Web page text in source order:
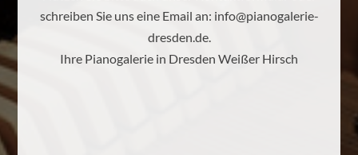
schreiben Sie uns eine Email an: info@pianogalerie-
dresden.de.
Ihre Pianogalerie in Dresden Weißer Hirsch